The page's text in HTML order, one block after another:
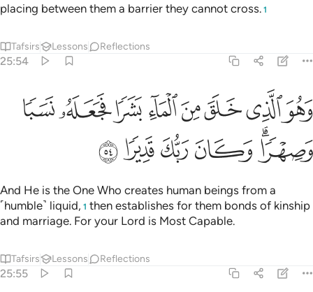
placing between them a barrier they cannot cross. 1
Tafsirs Lessons Reflections
25:54
وهو الذي خلق من الماء بشرا فجعله نسبا وصهرا وكان ربك قديرا ٥٤
وَهُوَ ٱلَّذِى خَلَقَ مِنَ ٱلْمَآءِ بَشَرًۭا فَجَعَلَهُۥ نَسَبًۭا وَصِهْرًۭا ۗ وَكَانَ
ﲺﲻﲼﲽﲾﲿﳀﳁ
ﳂﳃﳄﳅﳆﳇ
And He is the One Who creates human beings from a
˹humble˺ liquid, 1 then establishes for them bonds of kinship
and marriage. For your Lord is Most Capable.
Tafsirs Lessons Reflections
25:55